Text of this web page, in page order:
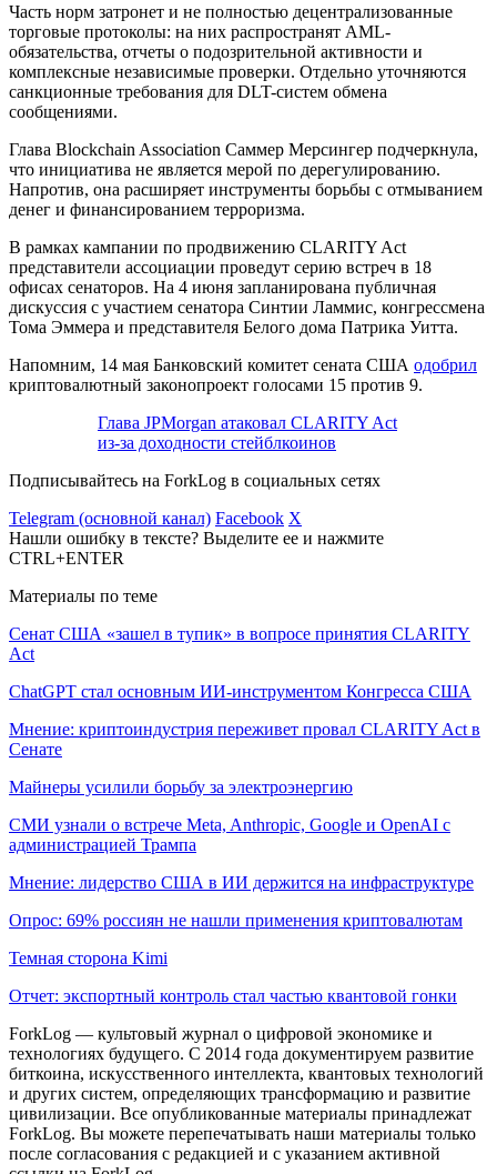
Часть норм затронет и не полностью децентрализованные
торговые протоколы: на них распространят AML-
обязательства, отчеты о подозрительной активности и
комплексные независимые проверки. Отдельно уточняются
санкционные требования для DLT-систем обмена
сообщениями.
Глава Blockchain Association Саммер Мерсингер подчеркнула,
что инициатива не является мерой по дерегулированию.
Напротив, она расширяет инструменты борьбы с отмыванием
денег и финансированием терроризма.
В рамках кампании по продвижению CLARITY Act
представители ассоциации проведут серию встреч в 18
офисах сенаторов. На 4 июня запланирована публичная
дискуссия с участием сенатора Синтии Ламмис, конгрессмена
Тома Эммера и представителя Белого дома Патрика Уитта.
Напомним, 14 мая Банковский комитет сената США одобрил
криптовалютный законопроект голосами 15 против 9.
Глава JPMorgan атаковал CLARITY Act
из-за доходности стейблкоинов
Подписывайтесь на ForkLog в социальных сетях
Telegram (основной канал) Facebook X
Нашли ошибку в тексте? Выделите ее и нажмите
CTRL+ENTER
Материалы по теме
Сенат США «зашел в тупик» в вопросе принятия CLARITY
Act
ChatGPT стал основным ИИ-инструментом Конгресса США
Мнение: криптоиндустрия переживет провал CLARITY Act в
Сенате
Майнеры усилили борьбу за электроэнергию
СМИ узнали о встрече Meta, Anthropic, Google и OpenAI с
администрацией Трампа
Мнение: лидерство США в ИИ держится на инфраструктуре
Опрос: 69% россиян не нашли применения криптовалютам
Темная сторона Kimi
Отчет: экспортный контроль стал частью квантовой гонки
ForkLog — культовый журнал о цифровой экономике и
технологиях будущего. С 2014 года документируем развитие
биткоина, искусственного интеллекта, квантовых технологий
и других систем, определяющих трансформацию и развитие
цивилизации. Все опубликованные материалы принадлежат
ForkLog. Вы можете перепечатывать наши материалы только
после согласования с редакцией и с указанием активной